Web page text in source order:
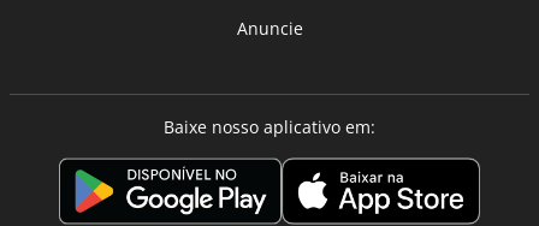
Anuncie
Baixe nosso aplicativo em: